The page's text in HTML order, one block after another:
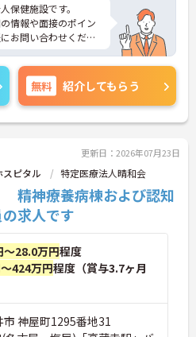
保健施設です。
情報や面接のポイン
お問い合わせくださ
無料 紹介してもらう
更新日：2026年07月23日
ピタル 特定医療法人晴和会
精神療養病棟および認知
求人です
～28.0万円程度
424万円程度（賞与3.7ヶ月
市 神屋町1295番地31